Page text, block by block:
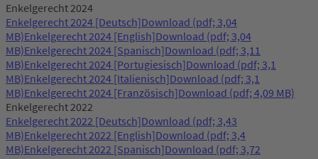
Enkelgerecht 2024
Enkelgerecht 2024 [Deutsch]Download (pdf; 3,04
MB)Enkelgerecht 2024 [English]Download (pdf; 3,04
MB)Enkelgerecht 2024 [Spanisch]Download (pdf; 3,11
MB)Enkelgerecht 2024 [Portugiesisch]Download (pdf; 3,1
MB)Enkelgerecht 2024 [Italienisch]Download (pdf; 3,1
MB)Enkelgerecht 2024 [Französisch]Download (pdf; 4,09 MB)
Enkelgerecht 2022
Enkelgerecht 2022 [Deutsch]Download (pdf; 3,43
MB)Enkelgerecht 2022 [English]Download (pdf; 3,4
MB)Enkelgerecht 2022 [Spanisch]Download (pdf; 3,72